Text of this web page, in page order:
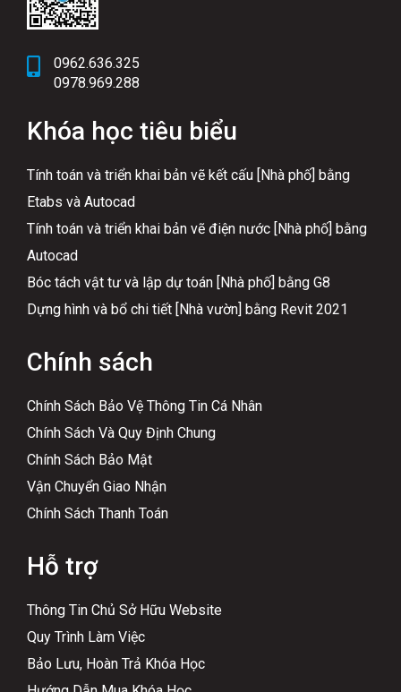
0962.636.325
0978.969.288
Khóa học tiêu biểu
Tính toán và triển khai bản vẽ kết cấu [Nhà phố] bằng
Etabs và Autocad
Tính toán và triển khai bản vẽ điện nước [Nhà phố] bằng
Autocad
Bóc tách vật tư và lập dự toán [Nhà phố] bằng G8
Dựng hình và bổ chi tiết [Nhà vườn] bằng Revit 2021
Chính sách
Chính Sách Bảo Vệ Thông Tin Cá Nhân
Chính Sách Và Quy Định Chung
Chính Sách Bảo Mật
Vận Chuyển Giao Nhận
Chính Sách Thanh Toán
Hỗ trợ
Thông Tin Chủ Sở Hữu Website
Quy Trình Làm Việc
Bảo Lưu, Hoàn Trả Khóa Học